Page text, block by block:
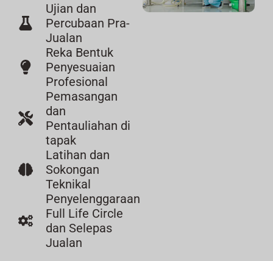
Ujian dan
Percubaan Pra-
Jualan
Reka Bentuk
Penyesuaian
Profesional
Pemasangan
dan
Pentauliahan di
tapak
Latihan dan
Sokongan
Teknikal
Penyelenggaraan
Full Life Circle
dan Selepas
Jualan